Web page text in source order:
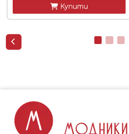
 Купити
